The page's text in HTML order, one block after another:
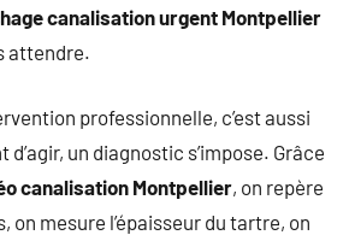
canalisation urgent Montpellier
attendre.
professionnelle, c’est aussi
un diagnostic s’impose. Grâce
canalisation Montpellier, on repère
on mesure l’épaisseur du tartre, on